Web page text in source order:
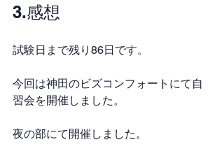
3.感想
試験日まで残り86日です。
今回は神田のビズコンフォートにて自
習会を開催しました。
夜の部にて開催しました。